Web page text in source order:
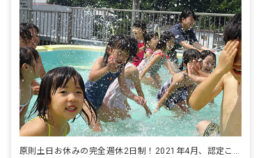
原則土日お休みの完全週休2日制！2021年4月、認定こども園に移行決定